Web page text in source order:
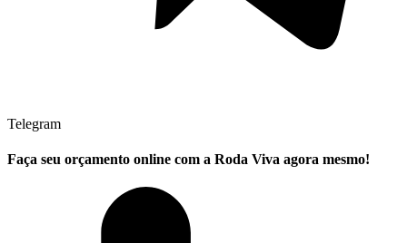
Telegram
Faça seu orçamento online com a Roda Viva agora mesmo!